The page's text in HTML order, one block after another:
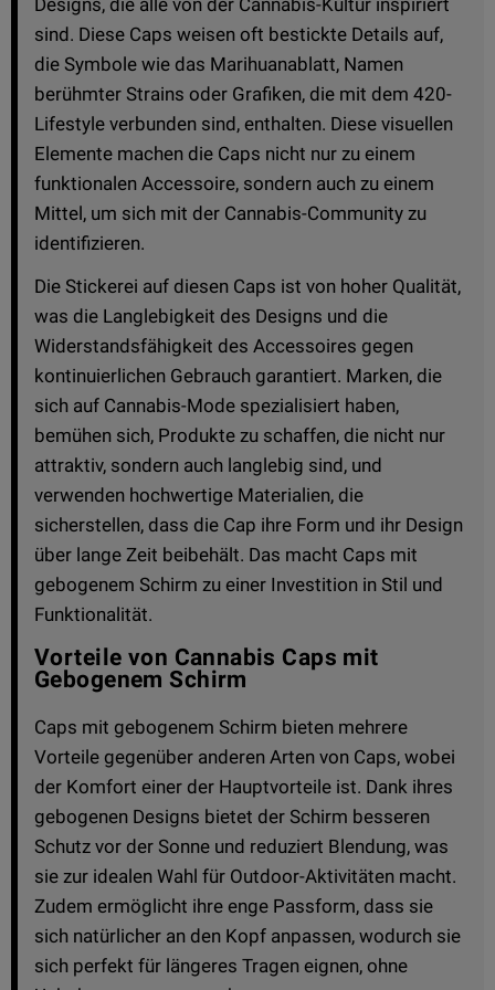
sind. Diese Caps weisen oft bestickte Details auf,
die Symbole wie das Marihuanablatt, Namen
berühmter Strains oder Grafiken, die mit dem 420-
Lifestyle verbunden sind, enthalten. Diese visuellen
Elemente machen die Caps nicht nur zu einem
funktionalen Accessoire, sondern auch zu einem
Mittel, um sich mit der Cannabis-Community zu
identifizieren.
Die Stickerei auf diesen Caps ist von hoher Qualität,
was die Langlebigkeit des Designs und die
Widerstandsfähigkeit des Accessoires gegen
kontinuierlichen Gebrauch garantiert. Marken, die
sich auf Cannabis-Mode spezialisiert haben,
bemühen sich, Produkte zu schaffen, die nicht nur
attraktiv, sondern auch langlebig sind, und
verwenden hochwertige Materialien, die
sicherstellen, dass die Cap ihre Form und ihr Design
über lange Zeit beibehält. Das macht Caps mit
gebogenem Schirm zu einer Investition in Stil und
Funktionalität.
Vorteile von Cannabis Caps mit
Gebogenem Schirm
Caps mit gebogenem Schirm bieten mehrere
Vorteile gegenüber anderen Arten von Caps, wobei
der Komfort einer der Hauptvorteile ist. Dank ihres
gebogenen Designs bietet der Schirm besseren
Schutz vor der Sonne und reduziert Blendung, was
sie zur idealen Wahl für Outdoor-Aktivitäten macht.
Zudem ermöglicht ihre enge Passform, dass sie
sich natürlicher an den Kopf anpassen, wodurch sie
sich perfekt für längeres Tragen eignen, ohne